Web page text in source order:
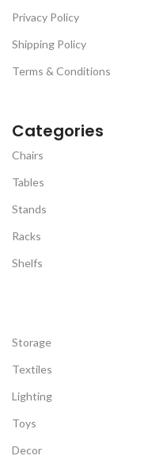
Privacy Policy
Shipping Policy
Terms & Conditions
Categories
Chairs
Tables
Stands
Racks
Shelfs
Storage
Textiles
Lighting
Toys
Decor